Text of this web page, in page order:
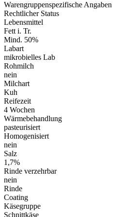
Warengruppenspezifische Angaben
Rechtlicher Status
Lebensmittel
Fett i. Tr.
Mind. 50%
Labart
mikrobielles Lab
Rohmilch
nein
Milchart
Kuh
Reifezeit
4 Wochen
Wärmebehandlung
pasteurisiert
Homogenisiert
nein
Salz
1,7%
Rinde verzehrbar
nein
Rinde
Coating
Käsegruppe
Schnittkäse